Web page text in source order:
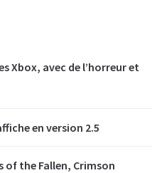
Xbox, avec de l’horreur et
en version 2.5
of the Fallen, Crimson